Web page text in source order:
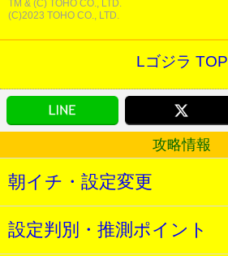
TM & (C) TOHO CO., LTD.
(C)2023 TOHO CO., LTD.
Lゴジラ TOP
攻略情報
朝イチ・設定変更
設定判別・推測ポイント